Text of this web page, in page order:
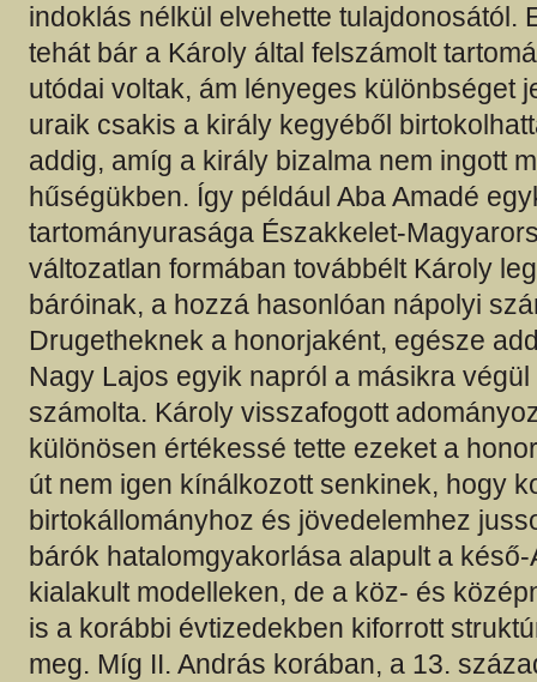
indoklás nélkül elvehette tulajdonosától.
tehát bár a Károly által felszámolt
utódai voltak, ám lényeges különbséget
uraik csakis a király kegyéből
addig, amíg a király bizalma nem ingott
hűségükben. Így például Aba Amadé
tartományurasága Északkelet-
változatlan formában továbbélt Károly
báróinak, a hozzá hasonlóan nápolyi
Drugetheknek a honorjaként, egésze
Nagy Lajos egyik napról a másikra végül
számolta. Károly visszafogott
különösen értékessé tette ezeket a
út nem igen kínálkozott senkinek, hogy
birtokállományhoz és jövedelemhez
bárók hatalomgyakorlása alapult a
kialakult modelleken, de a köz- és
is a korábbi évtizedekben kiforrott
meg. Míg II. András korában, a 13.